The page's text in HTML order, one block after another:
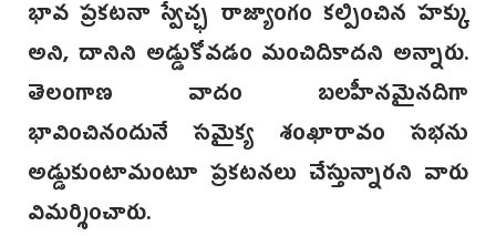
భావ ప్రకటనా స్వేచ్ఛ రాజ్యాంగం కల్పించిన హక్కు
అని, దానిని అడ్డుకోవడం మంచిదికాదని అన్నారు.
తెలంగాణ వాదం బలహీనమైనదిగా
భావించినందునే సమైక్య శంఖారావం సభను
అడ్డుకుంటామంటూ ప్రకటనలు చేస్తున్నారని వారు
విమర్శించారు.